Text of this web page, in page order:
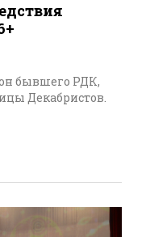
бывшего РДК,
Декабристов.